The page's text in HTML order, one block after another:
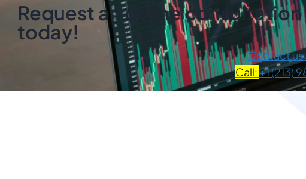
Request an online
today!
Contact us
Call: +1 (213)